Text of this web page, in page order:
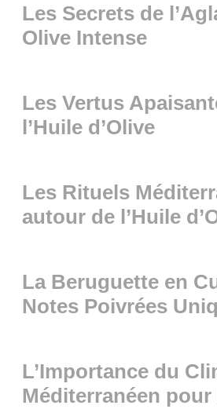
Les Secrets de
Olive Intense
Les Vertus
l’Huile d’Olive
Les Rituels
autour de l’Huile
La Beruguette en
Notes Poivrées
L’Importance du
Méditerranéen pour